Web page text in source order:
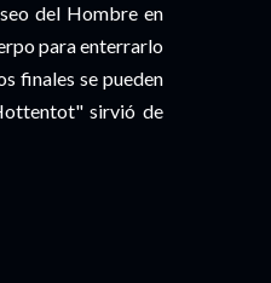
del Hombre en
para enterrarlo
finales se pueden
sirvió de